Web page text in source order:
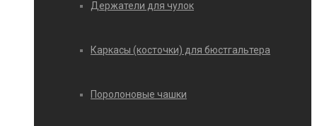
Держатели для чулок
Каркасы (косточки) для бюстгальтера
Поролоновые чашки